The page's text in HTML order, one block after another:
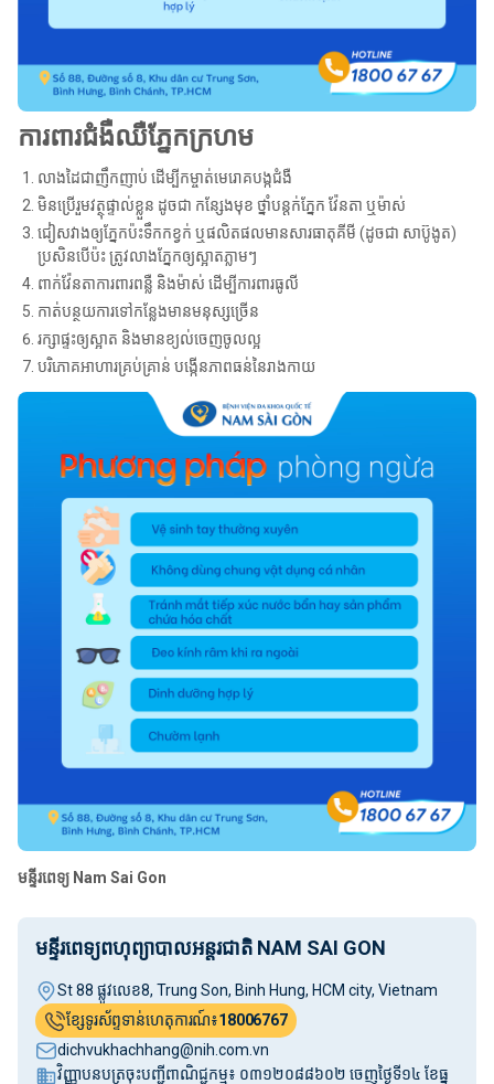
ការពារជំងឺឈឺភ្នែកក្រហម
លាងដៃជាញឹកញាប់ ដើម្បីកម្ចាត់មេរោគបង្កជំងឺ
មិនប្រើរួមវត្ថុផ្ទាល់ខ្លួន ដូចជា កន្សែងមុខ ថ្នាំបន្តក់ភ្នែក វ៉ែនតា ឬម៉ាស់
ជៀសវាងឲ្យភ្នែកប៉ះទឹកកខ្វក់ ឬផលិតផលមានសារធាតុគីមី (ដូចជា សាប៊ូងូត)
ប្រសិនបើប៉ះ ត្រូវលាងភ្នែកឲ្យស្អាតភ្លាមៗ
ពាក់វ៉ែនតាការពារពន្លឺ និងម៉ាស់ ដើម្បីការពារធូលី
កាត់បន្ថយការទៅកន្លែងមានមនុស្សច្រើន
រក្សាផ្ទះឲ្យស្អាត និងមានខ្យល់ចេញចូលល្អ
បរិភោគអាហារគ្រប់គ្រាន់ បង្កើនភាពធន់នៃរាងកាយ
មន្ទីរពេទ្យ​ Nam Sai Gon
មន្ទីរពេទ្យពហុព្យាបាលអន្តរជាតិ NAM SAI GON
St 88 ផ្លូវលេខ8, Trung Son, Binh Hung, HCM city, Vietnam
ខ្សែទូរស័ព្ទទាន់ហេតុការណ៍៖18006767
dichvukhachhang@nih.com.vn
វិញ្ញាបនបត្រចុះបញ្ជីពាណិជ្ជកម្ម៖ ០៣១២០៨៨៦០២ ចេញថ្ងៃទី១៤ ខែធ្នូ